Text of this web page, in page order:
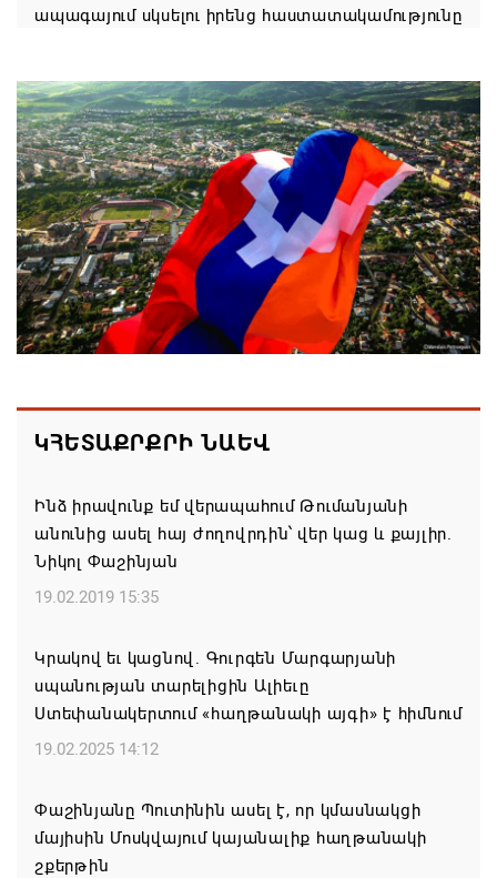
ապագայում սկսելու իրենց հաստատակամությունը
Փաշինյանն ու Ալիևը հեռախոսազրույց են ունեցել․
քննարկվել է TRIPP երթուղու նախագծի
իրականացումը
08.08.2026 12:32
Մաքսիմ Հակոբյանն այսօր կդառնար 77
տարեկան
08.08.2026 09:40
մտահոգություն է հայտնել Եկեղեցու շուրջ
ստեղծված իրավիճակի հետ կապված
Միասնական աղոթք և Ամենայն Հայոց
Կաթողիկոսի հայրապետական պատգամը
Միածնաէջ Մայր Տաճարում
Ժամանակակից Բելառուսին պակասում է այն
կառավարման համակարգը, որը կար խորհրդային
ժամանակներում, հայտարարել է Ալեքսանդր
07.08.2026 17:16
ՀՀ ԱԱԾ սահմանապահ զորքերի
ԿՀԵՏԱՔՐՔՐԻ ՆԱԵՎ
Ինձ իրավունք եմ վերապահում Թումանյանի
անունից ասել հայ ժողովրդին՝ վեր կաց և քայլիր.
Նիկոլ Փաշինյան
19.02.2019 15:35
Կրակով եւ կացնով. Գուրգեն Մարգարյանի
սպանության տարելիցին Ալիեւը
Ստեփանակերտում «հաղթանակի այգի» է հիմնում
19.02.2025 14:12
Փաշինյանը Պուտինին ասել է, որ կմասնակցի
մայիսին Մոսկվայում կայանալիք հաղթանակի
շքերթին